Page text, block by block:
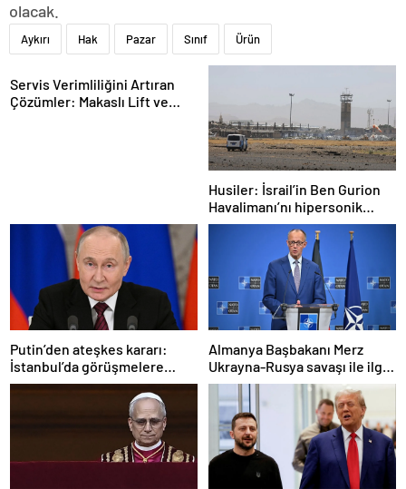
olacak.
Aykırı Hak Pazar Sınıf Ürün
Servis Verimliliğini Artıran
Çözümler: Makaslı Lift ve
Husiler: İsrail’in Ben Gurion
Havalimanı’nı hipersonik
füzeyle hedef aldık
Putin’den ateşkes kararı:
İstanbul’da görüşmelere
başlamayı öneriyoruz
Almanya Başbakanı Merz
Ukrayna-Rusya savaşı ile ilgili
konuştu: “Top Moskova’nın
sahasında”